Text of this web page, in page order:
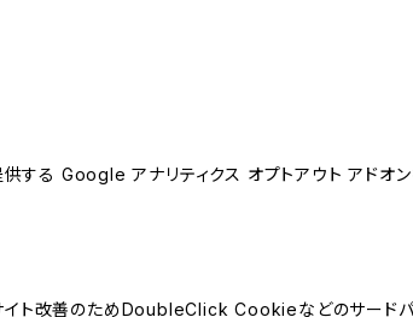
る Google アナリティクス オプトアウト アドオン
サイト改善のためDoubleClick Cookieなどのサード